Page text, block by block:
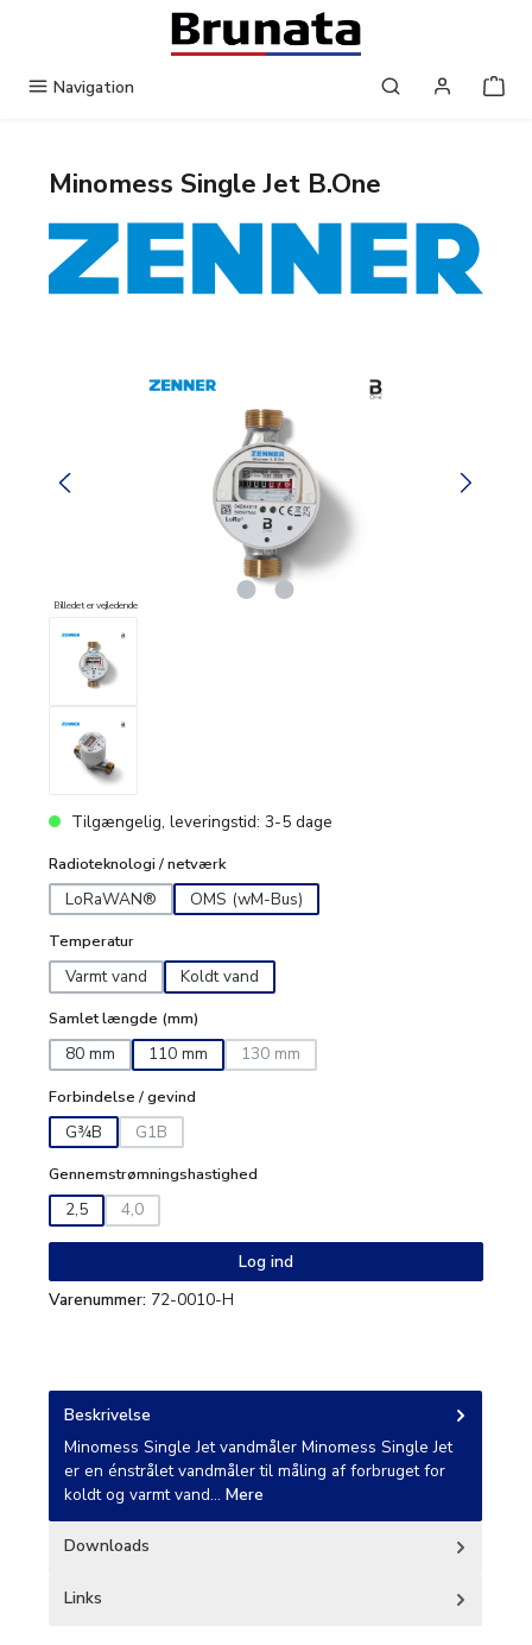
Navigation
Minomess Single Jet B.One
Billedet er vejledende
Tilgængelig, leveringstid: 3-5 dage
Radioteknologi / netværk
LoRaWAN® OMS (wM-Bus)
Temperatur
Varmt vand Koldt vand
Samlet længde (mm)
80 mm 110 mm 130 mm(Denne mulighed er i øjeblikket ikke
Forbindelse / gevind
G¾B G1B(Denne mulighed er i øjeblikket ikke tilgængelig.)
Gennemstrømningshastighed
2,5 4,0(Denne mulighed er i øjeblikket ikke tilgængelig.)
Log ind
Varenummer: 72-0010-H
Beskrivelse
Minomess Single Jet vandmåler Minomess Single Jet
er en énstrålet vandmåler til måling af forbruget for
koldt og varmt vand… Mere
Downloads
Links